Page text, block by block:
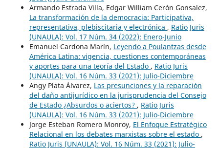
Armando Estrada Villa, Edgar William Cerón Gonsalez,
La transformación de la democracia: Participativa,
representativa, plebiscitaria y electrónica , Ratio Juris
(UNAULA): Vol. 17 Núm. 34 (2022): Enero-Junio
Emanuel Cardona Marín, Leyendo a Poulantzas desde
América Latina: vigencia, cuestiones contemporáneas
y aportes para una teoría del Estado , Ratio Juris
(UNAULA): Vol. 16 Núm. 33 (2021): Julio-Diciembre
Angy Plata Álvarez, Las presunciones y la reparación
del daño antijurídico en la jurisprudencia del Consejo
de Estado ¿Absurdos o aciertos? , Ratio Juris
(UNAULA): Vol. 16 Núm. 33 (2021): Julio-Diciembre
Jorge Esteban Romero Monroy, El Enfoque Estratégico
Relacional en los debates marxistas sobre el estado ,
Ratio Juris (UNAULA): Vol. 16 Núm. 33 (2021): Julio-